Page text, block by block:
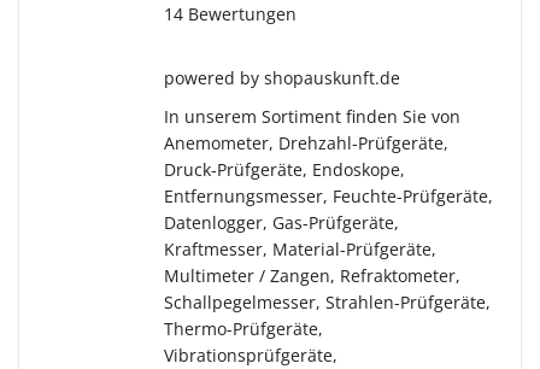
14 Bewertungen
powered by shopauskunft.de
In unserem Sortiment finden Sie von
Anemometer, Drehzahl-Prüfgeräte,
Druck-Prüfgeräte, Endoskope,
Entfernungsmesser, Feuchte-Prüfgeräte,
Datenlogger, Gas-Prüfgeräte,
Kraftmesser, Material-Prüfgeräte,
Multimeter / Zangen, Refraktometer,
Schallpegelmesser, Strahlen-Prüfgeräte,
Thermo-Prüfgeräte,
Vibrationsprüfgeräte,